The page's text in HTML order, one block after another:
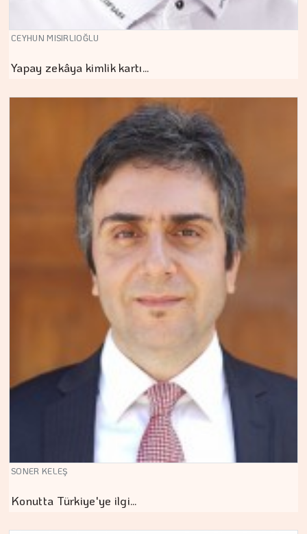
CEYHUN MISIRLIOĞLU
Yapay zekâya kimlik kartı…
SONER KELEŞ
Konutta Türkiye'ye ilgi…